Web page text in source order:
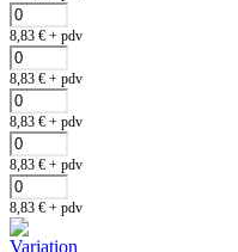
8,83 € + pdv
8,83 € + pdv
8,83 € + pdv
8,83 € + pdv
8,83 € + pdv